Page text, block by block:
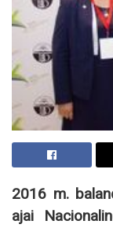
2016 m.
ajai